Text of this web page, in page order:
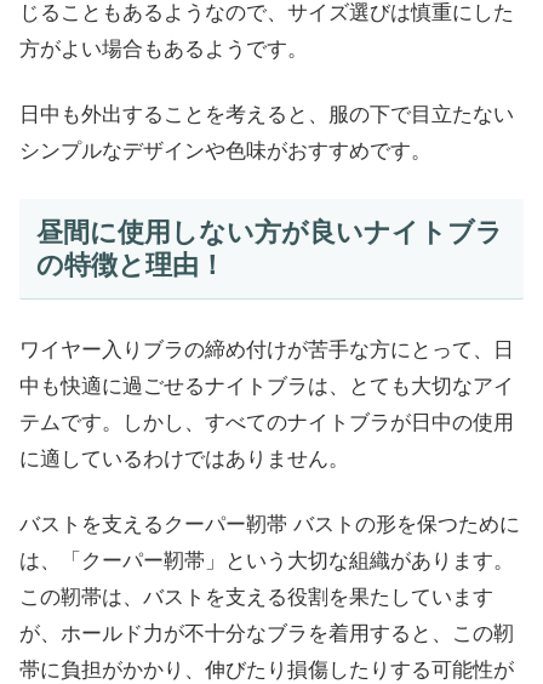
じることもあるようなので、サイズ選びは慎重にした
方がよい場合もあるようです。
日中も外出することを考えると、服の下で目立たない
シンプルなデザインや色味がおすすめです。
昼間に使用しない方が良いナイトブラ
の特徴と理由！
ワイヤー入りブラの締め付けが苦手な方にとって、日
中も快適に過ごせるナイトブラは、とても大切なアイ
テムです。しかし、すべてのナイトブラが日中の使用
に適しているわけではありません。
バストを支えるクーパー靭帯 バストの形を保つために
は、「クーパー靭帯」という大切な組織があります。
この靭帯は、バストを支える役割を果たしています
が、ホールド力が不十分なブラを着用すると、この靭
帯に負担がかかり、伸びたり損傷したりする可能性が